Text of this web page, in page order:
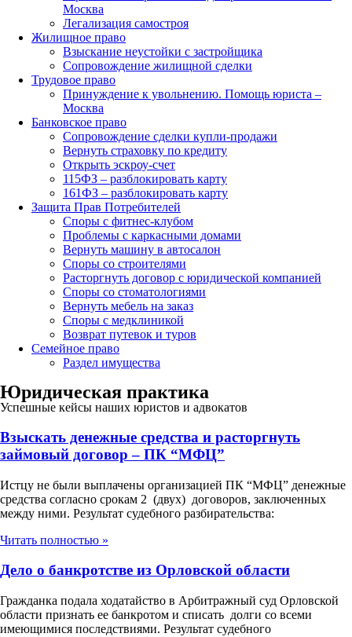
Москва
Легализация самостроя
Жилищное право
Взыскание неустойки с застройщика
Сопровождение жилищной сделки
Трудовое право
Принуждение к увольнению. Помощь юриста –
Москва
Банковское право
Сопровождение сделки купли-продажи
Вернуть страховку по кредиту
Открыть эскроу-счет
115ФЗ – разблокировать карту
161ФЗ – разблокировать карту
Защита Прав Потребителей
Споры с фитнес-клубом
Проблемы с каркасными домами
Вернуть машину в автосалон
Споры со строителями
Расторгнуть договор с юридической компанией
Споры со стоматологиями
Вернуть мебель на заказ
Споры с медклиникой
Возврат путевок и туров
Семейное право
Раздел имущества
Юридическая практика
Успешные кейсы наших юристов и адвокатов
Взыскать денежные средства и расторгнуть
займовый договор – ПК “МФЦ”
Истцу не были выплачены организацией ПК “МФЦ” денежные
средства согласно срокам 2 (двух) договоров, заключенных
между ними. Результат судебного разбирательства:
Читать полностью »
Дело о банкротстве из Орловской области
Гражданка подала ходатайство в Арбитражный суд Орловской
области признать ее банкротом и списать долги со всеми
имеющимися последствиями. Результат судебного